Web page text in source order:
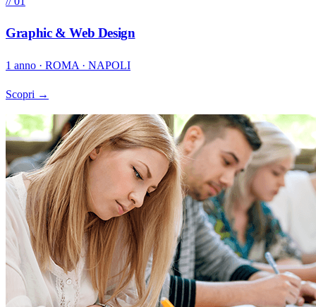
Graphic & Web Design
1 anno · ROMA · NAPOLI
Scopri →